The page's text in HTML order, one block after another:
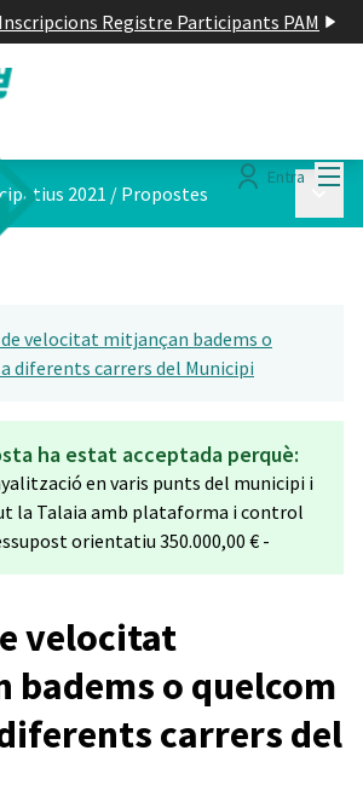
Inscripcions Registre Participants PAM
Entra
2021 / Propostes
velocitat mitjançan badems o
diferents carrers del Municipi
ha estat acceptada perquè:
en varis punts del municipi i
la Talaia amb plataforma i control
orientatiu 350.000,00 € -
velocitat
badems o quelcom
carrers del